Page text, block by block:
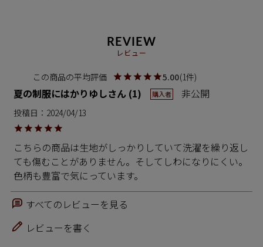
REVIEW
レビュー
5.00 1
夏の制服にはかりゆし 1 購入者 非公開
投稿日 2024/04/13
こちらの商品は生地がしっかりしていて洗濯を繰り返し
ても傷むことがありません。そしてしわになりにくい。
色柄も豊富で気にっています。
すべてのレビューを見る
レビューを書く